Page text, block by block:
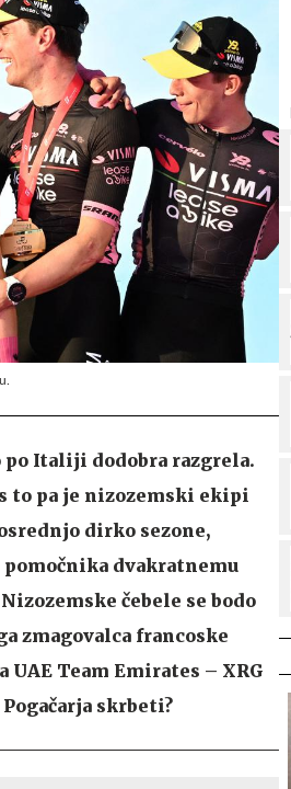
po Italiji dodobra razgrela.
to pa je nizozemski ekipi
dirko sezone,
dvakratnemu
čebele se bodo
zmagovalca francoske
UAE Team Emirates – XRG
skrbeti?